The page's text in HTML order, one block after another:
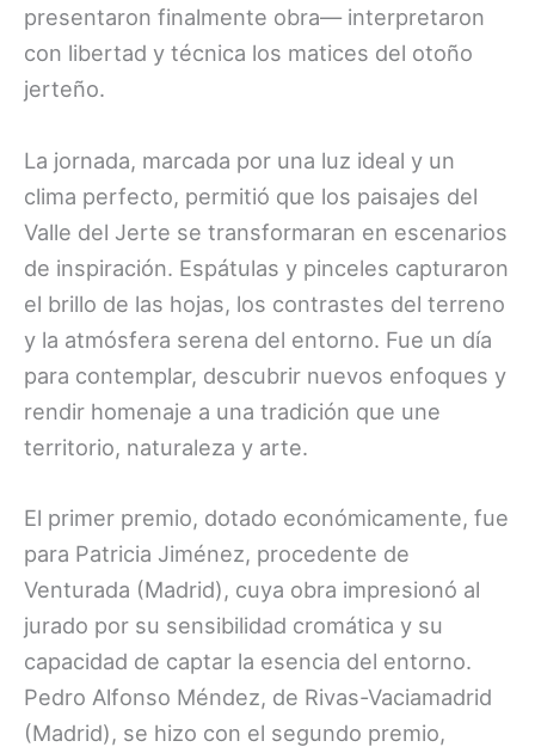
presentaron finalmente obra— interpretaron
con libertad y técnica los matices del otoño
jerteño.
La jornada, marcada por una luz ideal y un
clima perfecto, permitió que los paisajes del
Valle del Jerte se transformaran en escenarios
de inspiración. Espátulas y pinceles capturaron
el brillo de las hojas, los contrastes del terreno
y la atmósfera serena del entorno. Fue un día
para contemplar, descubrir nuevos enfoques y
rendir homenaje a una tradición que une
territorio, naturaleza y arte.
El primer premio, dotado económicamente, fue
para Patricia Jiménez, procedente de
Venturada (Madrid), cuya obra impresionó al
jurado por su sensibilidad cromática y su
capacidad de captar la esencia del entorno.
Pedro Alfonso Méndez, de Rivas-Vaciamadrid
(Madrid), se hizo con el segundo premio,